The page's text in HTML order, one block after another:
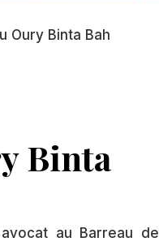
Oury Binta Bah
Binta
au Barreau de